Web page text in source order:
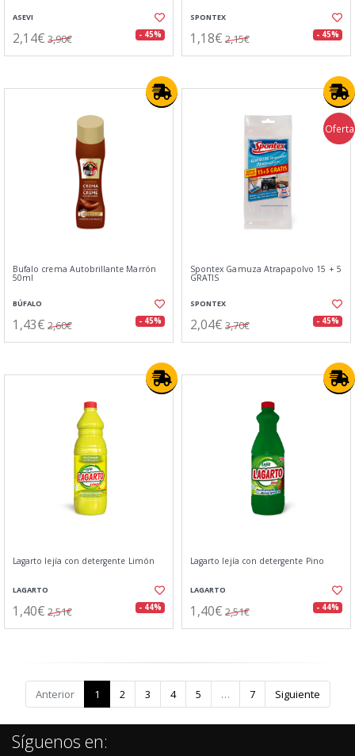
ASEVI
2,14€ 3,90€ - 45%
SPONTEX
1,18€ 2,15€ - 45%
Bufalo crema Autobrillante Marrón
50ml
BÚFALO
1,43€ 2,60€ - 45%
Oferta
Spontex Gamuza Atrapapolvo 15 + 5
GRATIS
SPONTEX
2,04€ 3,70€ - 45%
Lagarto lejía con detergente Limón
LAGARTO
1,40€ 2,51€ - 44%
Lagarto lejía con detergente Pino
LAGARTO
1,40€ 2,51€ - 44%
Anterior 1 2 3 4 5 … 7 Siguiente
Síguenos en: